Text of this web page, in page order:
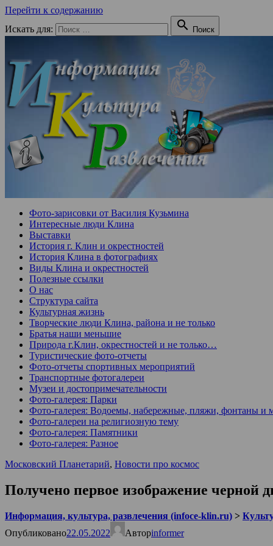
Перейти к содержанию
Искать для:
 Поиск
Фото-зарисовки от Василия Кузьмина
Интересные люди Клина
Выставки
История г. Клин и окрестностей
История Клина в фотографиях
Виды Клина и окрестностей
Полезные ссылки
О нас
Структура сайта
Культурная жизнь
Творческие люди Клина, района и не только
Братья наши меньшие
Природа г.Клин, окрестностей и не только…
Туристические фото-отчеты
Фото-отчеты спортивных мероприятий
Транспортные фотогалереи
Музеи и достопримечательности
Фото-галерея: Парки
Фото-галерея: Водоемы, набережные, пляжи, фонтаны и
Фото-галереи на религиозную тему
Фото-галерея: Памятники
Фото-галерея: Разное
Московский Планетарий, Новости про космос
Получено первое изображение
Информация, культура, развлечения (infoce-klin.ru) >
Опубликовано22.05.2022 Авторinformer